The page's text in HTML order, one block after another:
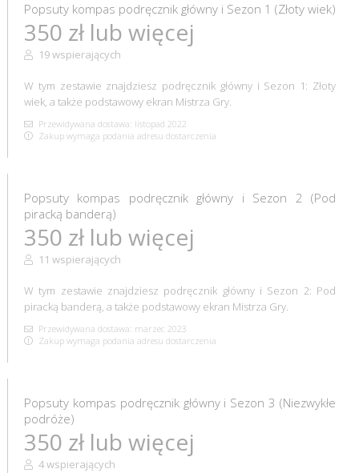
Popsuty kompas podręcznik główny i Sezon 1 (Złoty wiek)
350 zł lub więcej
19 wspierających
W tym zestawie znajdziesz podręcznik główny i Sezon 1: Złoty
wiek, a także podstawowy ekran Mistrza Gry.
Przewidywana dostawa: listopad 2022
Zakup wymaga podania adresu dostarczenia
Popsuty kompas podręcznik główny i Sezon 2 (Pod
piracką banderą)
350 zł lub więcej
11 wspierających
W tym zestawie znajdziesz podręcznik główny i Sezon 2: Pod
piracką banderą, a także podstawowy ekran Mistrza Gry.
Przewidywana dostawa: marzec 2023
Zakup wymaga podania adresu dostarczenia
Popsuty kompas podręcznik główny i Sezon 3 (Niezwykłe
podróże)
350 zł lub więcej
4 wspierających